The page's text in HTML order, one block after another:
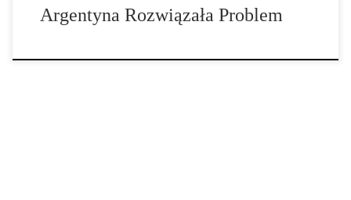
Argentyna Rozwiązała Problem